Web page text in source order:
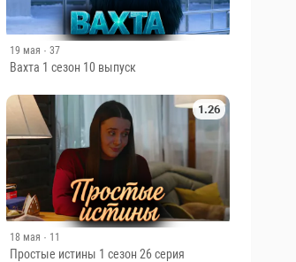
19 мая · 37
Вахта 1 сезон 10 выпуск
1.26
18 мая · 11
Простые истины 1 сезон 26 серия